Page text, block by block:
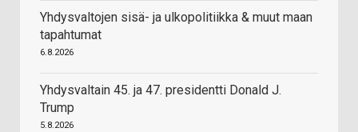
Yhdysvaltojen sisä- ja ulkopolitiikka & muut maan
tapahtumat
6.8.2026
Yhdysvaltain 45. ja 47. presidentti Donald J.
Trump
5.8.2026